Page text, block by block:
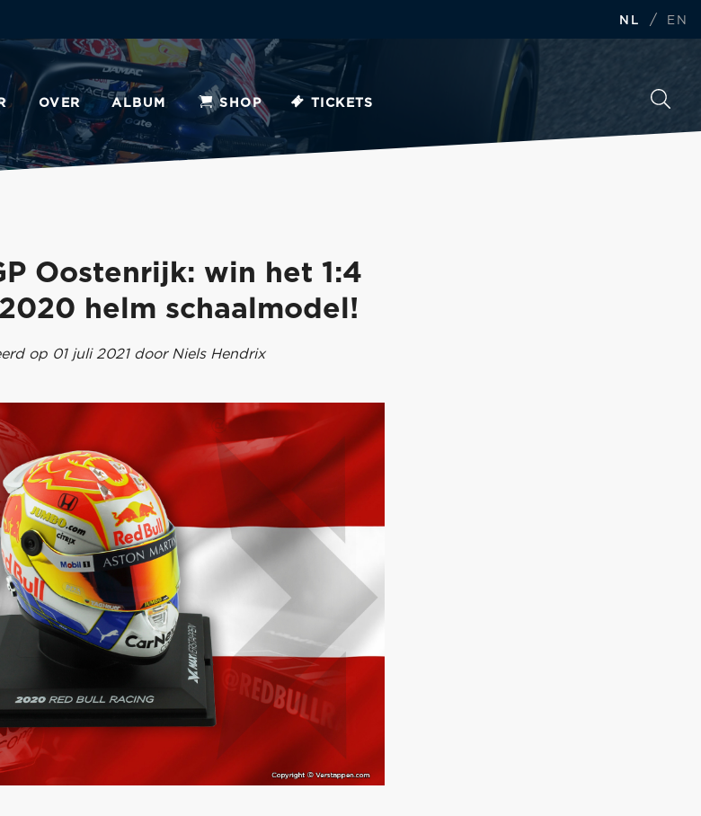
NL / EN
OVER ALBUM SHOP TICKETS
Oostenrijk: win het 1:4
helm schaalmodel!
op 01 juli 2021 door Niels Hendrix